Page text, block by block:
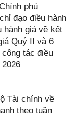
phủ
đạo điều hành
hành giá về kết
Quý II và 6
tác điều
Tài chính về
theo tuần